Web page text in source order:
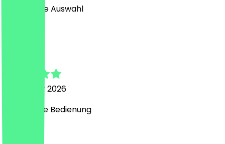
lecker tolle Auswahl
30. Jänner 2026
Super liebe Bedienung